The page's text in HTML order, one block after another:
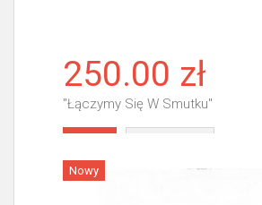
250.00 zł
"Łączymy Się W Smutku"
Nowy